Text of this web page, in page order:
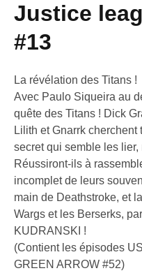
justice league univers
#13
La révélation des Titans !
Avec Paulo Siqueira au
quête des Titans ! Dick
Lilith et Gnarrk
secret qui semble les
Réussiront-ils à
incomplet de leurs
main de Deathstroke, et
Wargs et les Berserks,
KUDRANSKI !
(Contient les épisodes
GREEN ARROW #52)